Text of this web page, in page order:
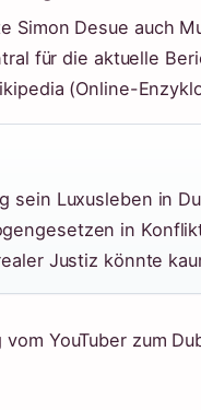
Simon Desue auch
für die aktuelle
(Online-
sein Luxusleben in
in
Justiz könnte
vom YouTuber zum